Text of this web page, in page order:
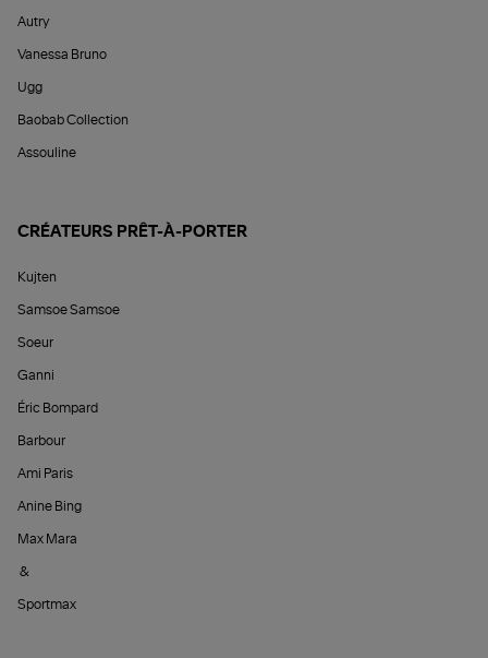
Autry
Vanessa Bruno
Ugg
Baobab Collection
Assouline
CRÉATEURS PRÊT-À-PORTER
Kujten
Samsoe Samsoe
Soeur
Ganni
Éric Bompard
Barbour
Ami Paris
Anine Bing
Max Mara
&
Sportmax